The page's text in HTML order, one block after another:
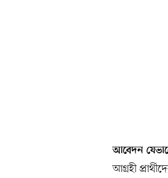
আবেদন
আগ্রহী